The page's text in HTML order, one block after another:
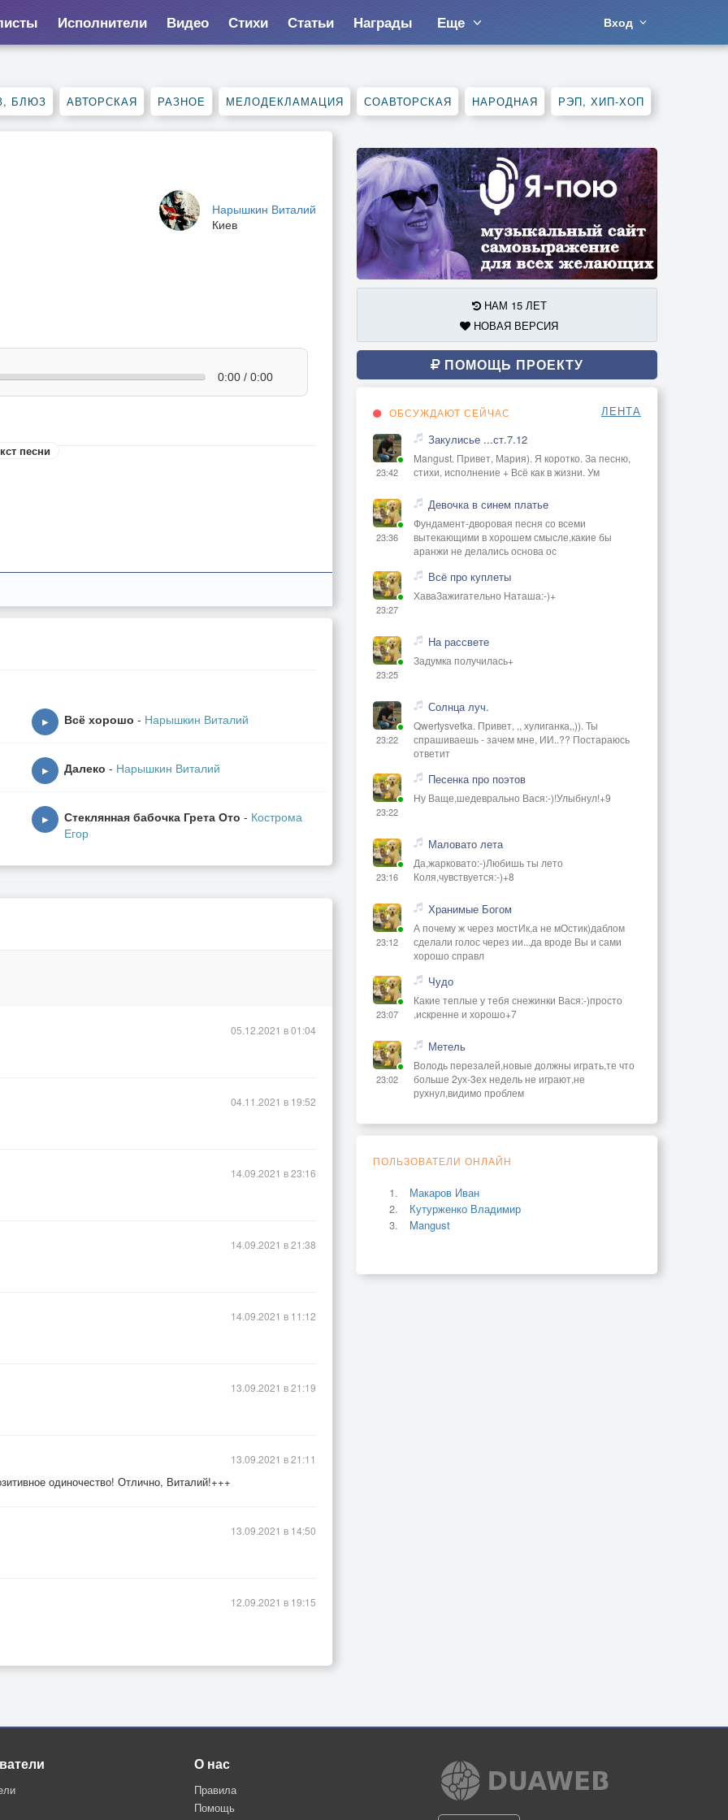
Исполнители Видео Стихи Статьи Награды Еще Вход
БЛЮЗ АВТОРСКАЯ РАЗНОЕ МЕЛОДЕКЛАМАЦИЯ СОАВТОРСКАЯ НАРОДНАЯ РЭП, ХИП-ХОП
Нарышкин Виталий
Киев
0:00 / 0:00
песни
▶ Всё хорошо - Нарышкин Виталий
▶ Далеко - Нарышкин Виталий
▶ Стеклянная бабочка Грета Ото - Кострома
Егор
05.12.2021 в 01:04
04.11.2021 в 19:52
14.09.2021 в 23:16
14.09.2021 в 21:38
14.09.2021 в 11:12
13.09.2021 в 21:19
одиночество! Отлично, Виталий!+++
13.09.2021 в 21:11
13.09.2021 в 14:50
12.09.2021 в 19:15
НАМ 15 ЛЕТ
НОВАЯ ВЕРСИЯ
ПОМОЩЬ ПРОЕКТУ
ОБСУЖДАЮТ СЕЙЧАС ЛЕНТА
23:42
Закулисье ...ст.7.12
Mangust. Привет, Мария). Я коротко. За песню,
стихи, исполнение + Всё как в жизни. Ум
23:36
Девочка в синем платье
Фундамент-дворовая песня со всеми
вытекающими в хорошем смысле,какие бы
аранжи не делались основа ос
23:27
Всё про куплеты
ХаваЗажигательно Наташа:-)+
23:25
На рассвете
Задумка получилась+
23:22
Солнца луч.
Qwertysvetka. Привет, ,, хулиганка,,)). Ты
спрашиваешь - зачем мне, ИИ..?? Постараюсь
ответит
23:22
Песенка про поэтов
Ну Ваще,шедеврально Вася:-)!Улыбнул!+9
23:16
Маловато лета
Да,жарковато:-)Любишь ты лето
Коля,чувствуется:-)+8
23:12
Хранимые Богом
А почему ж через мостИк,а не мОстик)даблом
сделали голос через ии...да вроде Вы и сами
хорошо справл
23:07
Чудо
Какие теплые у тебя снежинки Вася:-)просто
,искренне и хорошо+7
23:02
Метель
Володь перезалей,новые должны играть,те что
больше 2ух-3ех недель не играют,не
рухнул,видимо проблем
ПОЛЬЗОВАТЕЛИ ОНЛАЙН
Макаров Иван
Кутурженко Владимир
Mangust
О нас
Правила
Помощь